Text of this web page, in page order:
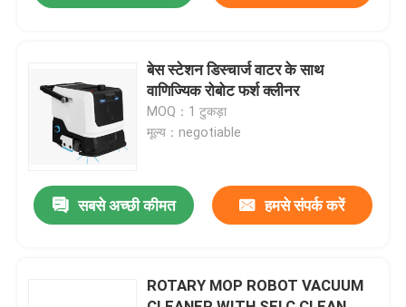
बेस स्टेशन डिस्चार्ज वाटर के साथ
वाणिज्यिक रोबोट फर्श क्लीनर
MOQ：1 टुकड़ा
मूल्य：negotiable
सबसे अच्छी कीमत हमसे संपर्क करें
ROTARY MOP ROBOT VACUUM